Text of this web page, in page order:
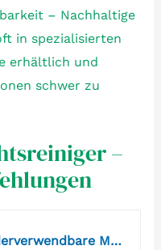
– Nachhaltige
in spezialisierten
erhältlich und
schwer zu
–
LastRound Wiederverwendbare Make-up-Entferner-Pads – 7 waschbare, umweltfreundliche, wiederverwendbare Baumwollpads für das Gesicht – Nachhaltige und weiche Baumwollpads für die Gesichtsreinigung